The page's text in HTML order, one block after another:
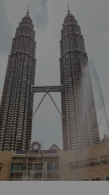
本地及国际美食、感
理想去处。
柏威年广场
吉免登的中心地带，是
有超过 500 家店铺，
活动和生活精选业态
它被马来西亚纪录大全
高的琉璃水晶喷泉。
The Exchange TRX
坐落于吉隆坡金融区
这里汇集了全球优选零
娱乐体验，为您呈现
活。
华氏 88 广场